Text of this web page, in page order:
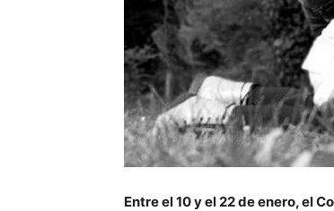
Entre el 10 y el 22 de enero, el